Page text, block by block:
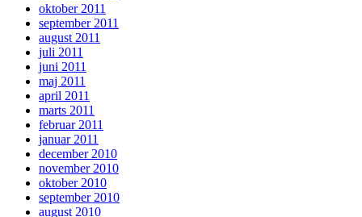
oktober 2011
september 2011
august 2011
juli 2011
juni 2011
maj 2011
april 2011
marts 2011
februar 2011
januar 2011
december 2010
november 2010
oktober 2010
september 2010
august 2010